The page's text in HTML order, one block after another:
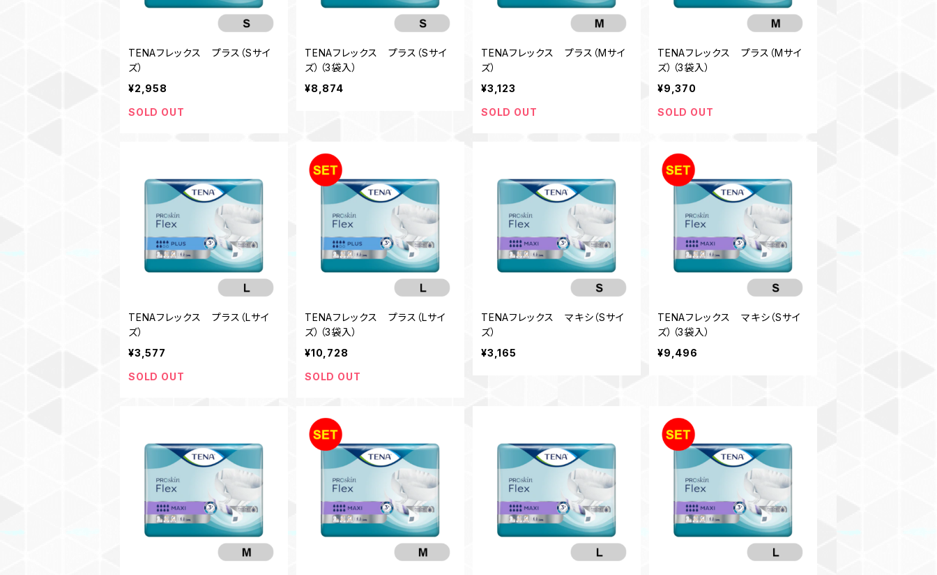
TENAフレックス プラス（Sサイ
ズ）
¥2,958
SOLD OUT
TENAフレックス プラス（Sサイ
ズ）（3袋入）
¥8,874
TENAフレックス プラス（Mサイ
ズ）
¥3,123
SOLD OUT
TENAフレックス プラス（Mサイ
ズ）（3袋入）
¥9,370
SOLD OUT
TENAフレックス プラス（Lサイ
ズ）
¥3,577
SOLD OUT
TENAフレックス プラス（Lサイ
ズ）（3袋入）
¥10,728
SOLD OUT
TENAフレックス マキシ（Sサイ
ズ）
¥3,165
TENAフレックス マキシ（Sサイ
ズ）（3袋入）
¥9,496